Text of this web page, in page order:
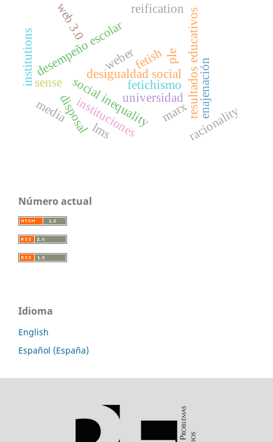
universidad
fetichismo resultados educativos
desempeño escolar
social inequality
desigualdad social
racionality
weber
institutions
instituciones
fetish
disposal
reification
enajenación
marx
media
ple
lms
web 3.0
sense
Número actual
Idioma
English
Español (España)